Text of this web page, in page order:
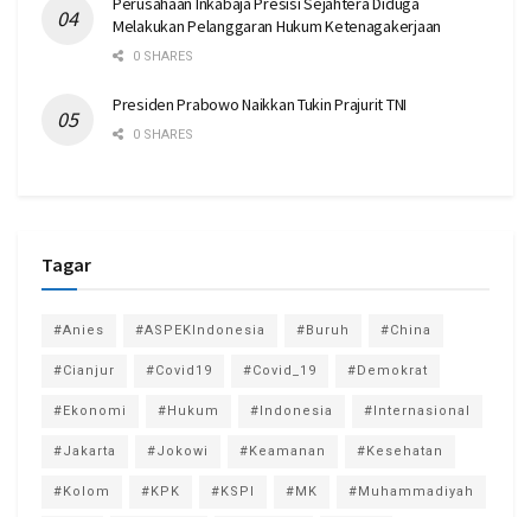
Melakukan Pelanggaran Hukum Ketenagakerjaan
0 SHARES
Presiden Prabowo Naikkan Tukin Prajurit TNI
0 SHARES
Tagar
#Anies #ASPEKIndonesia #Buruh #China
#Cianjur #Covid19 #Covid_19 #Demokrat
#Ekonomi #Hukum #Indonesia #Internasional
#Jakarta #Jokowi #Keamanan #Kesehatan
#Kolom #KPK #KSPI #MK #Muhammadiyah